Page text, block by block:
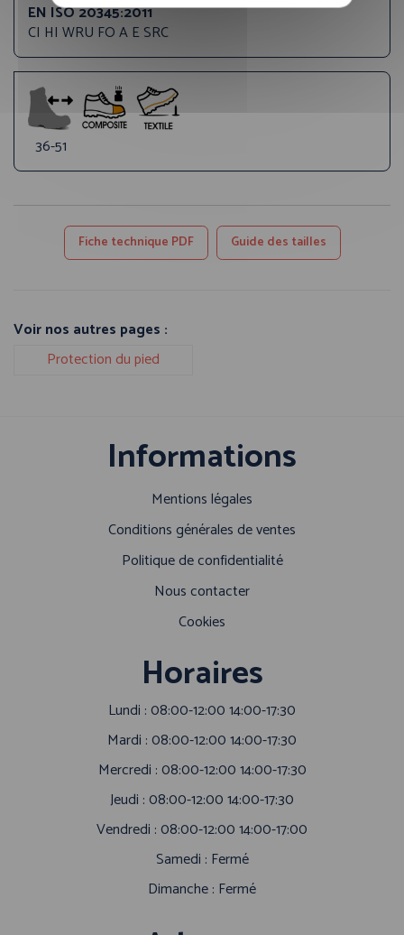
EN ISO 20345:2011
CI HI WRU FO A E SRC
36-51
Fiche technique PDF Guide des tailles
Voir nos autres pages :
Protection du pied
Informations
Mentions légales
Conditions générales de ventes
Politique de confidentialité
Nous contacter
Cookies
Horaires
Lundi : 08:00-12:00 14:00-17:30
Mardi : 08:00-12:00 14:00-17:30
Mercredi : 08:00-12:00 14:00-17:30
Jeudi : 08:00-12:00 14:00-17:30
Vendredi : 08:00-12:00 14:00-17:00
Samedi : Fermé
Dimanche : Fermé